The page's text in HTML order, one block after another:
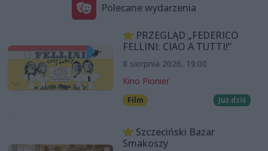
Polecane wydarzenia
PRZEGLĄD „FEDERICO
FELLINI: CIAO A TUTTI!”
8 sierpnia 2026, 19:00
Kino Pionier
Film Już dziś
Szczeciński Bazar
Smakoszy